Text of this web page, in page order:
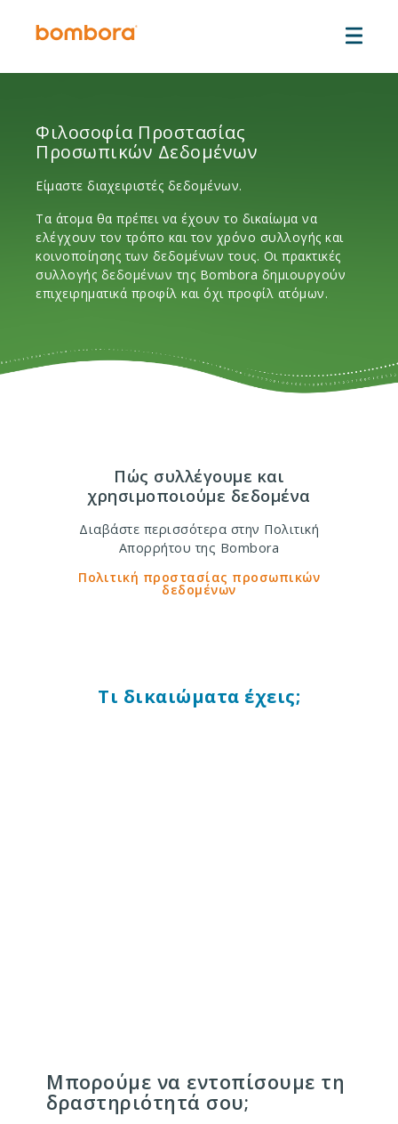
Φιλοσοφία Προστασίας
Προσωπικών Δεδομένων
Είμαστε διαχειριστές δεδομένων.
Τα άτομα θα πρέπει να έχουν το δικαίωμα να
ελέγχουν τον τρόπο και τον χρόνο συλλογής και
κοινοποίησης των δεδομένων τους. Οι πρακτικές
συλλογής δεδομένων της Bombora δημιουργούν
επιχειρηματικά προφίλ και όχι προφίλ ατόμων.
Πώς συλλέγουμε και
χρησιμοποιούμε δεδομένα
Διαβάστε περισσότερα στην Πολιτική
Απορρήτου της Bombora
Πολιτική προστασίας προσωπικών
δεδομένων
Τι δικαιώματα έχεις;
Μπορούμε να εντοπίσουμε τη
δραστηριότητά σου;